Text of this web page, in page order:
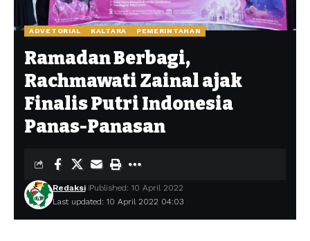
ADVETORIAL KALTARA PEMERINTAHAN
Ramadan Berbagi,
Rachmawati Zainal ajak
Finalis Putri Indonesia
Panas-Panasan
Last updated: 10 April 2022 04:03
Redaksi Published: 10 April 2022